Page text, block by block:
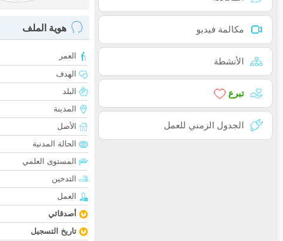
مكالمة فيديو
الأنشطة
تبرع
الجدول الزمني للعمل
هوية الملف
العمر
الهدف
البلد
المدينة
الأصل
الحالة المدنية
المستوى العلمي
التدخين
العمل
أصدقائي
تاريخ التسجيل